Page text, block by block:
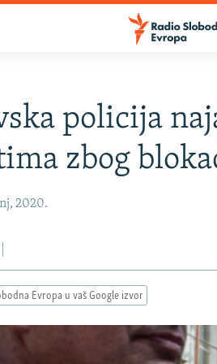
policija
zbog
2020.
Evropa u vaš Google izvor